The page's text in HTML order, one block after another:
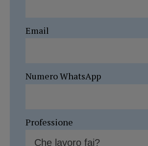
Email
Numero WhatsApp
Professione